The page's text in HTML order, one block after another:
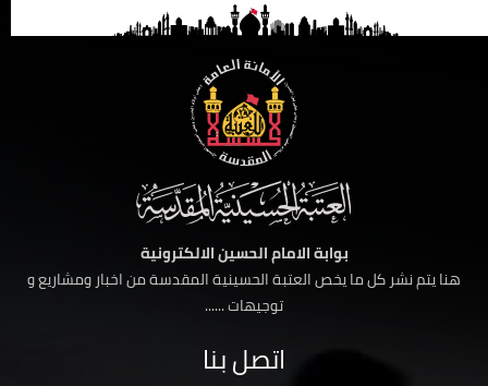
بوابة الامام الحسين الالكترونية
هنا يتم نشر كل ما يخص العتبة الحسينية المقدسة من اخبار ومشاريع و
توجيهات ......
اتصل بنا